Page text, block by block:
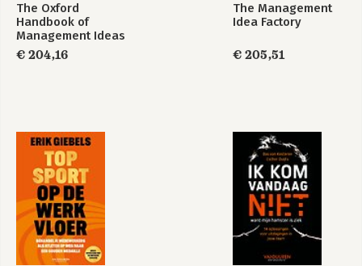
De
Idea Factory
The Oxford
Handbook of
Management Ideas
€ 204,16
The Management
Idea Factory
€ 205,51